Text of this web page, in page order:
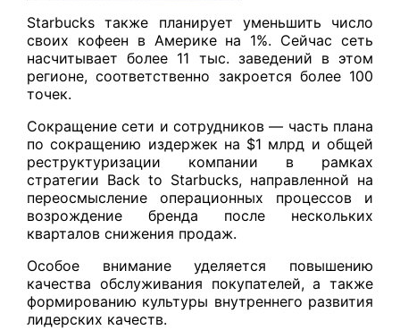
Starbucks также планирует уменьшить число
своих кофеен в Америке на 1%. Сейчас сеть
насчитывает более 11 тыс. заведений в этом
регионе, соответственно закроется более 100
точек.
Сокращение сети и сотрудников — часть плана
по сокращению издержек на $1 млрд и общей
реструктуризации компании в рамках
стратегии Back to Starbucks, направленной на
переосмысление операционных процессов и
возрождение бренда после нескольких
кварталов снижения продаж.
Особое внимание уделяется повышению
качества обслуживания покупателей, а также
формированию культуры внутреннего развития
лидерских качеств.